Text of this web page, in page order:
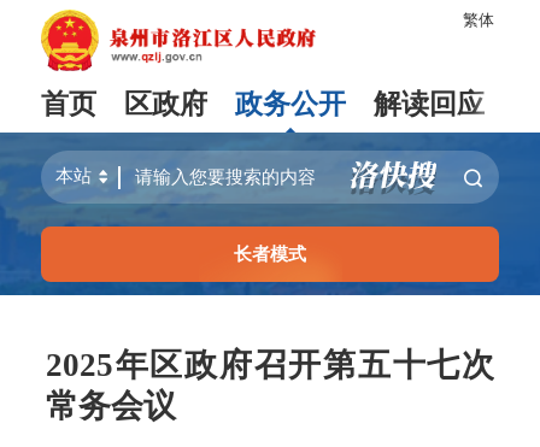
繁体
首页 区政府 政务公开 解读回应
长者模式
2025年区政府召开第五十七次
常务会议